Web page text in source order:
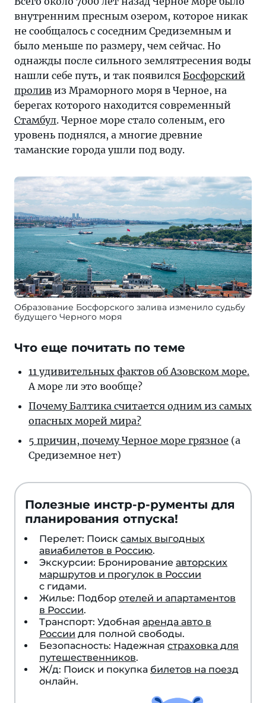
внутренним пресным озером, которое никак
не сообщалось с соседним Средиземным и
было меньше по размеру, чем сейчас. Но
однажды после сильного землятресения воды
нашли себе путь, и так появился Босфорский
пролив из Мраморного моря в Черное, на
берегах которого находится современный
Стамбул. Черное море стало соленым, его
уровень поднялся, а многие древние
таманские города ушли под воду.
Образование Босфорского залива изменило судьбу
будущего Черного моря
Что еще почитать по теме
11 удивительных фак­тов об Азов­ском мо­ре.
А мо­ре ли это вообще?
Почему Балтика счи­та­ет­ся од­ним из са­мых
опас­ных мо­рей мира?
5 причин, почему Черное море грязное (а
Средиземное нет)
Полезные инстр-р-рументы для
планирования отпуска!
Перелет: Поиск самых выгодных
авиабилетов в Россию.
Экскурсии: Бронирование авторских
маршрутов и прогулок в России
с гидами.
Жилье: Подбор отелей и апартаментов
в России.
Транспорт: Удобная аренда авто в
России для полной свободы.
Безопасность: Надежная страховка для
путешественников.
Ж/д: Поиск и покупка билетов на поезд
онлайн.